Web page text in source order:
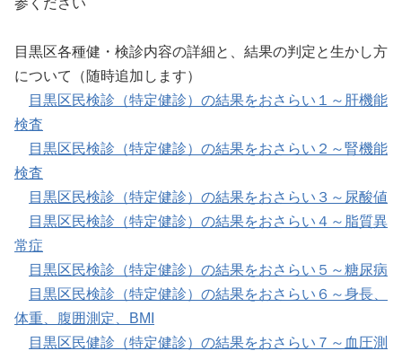
参ください
目黒区各種健・検診内容の詳細と、結果の判定と生かし方
について（随時追加します）
目黒区民検診（特定健診）の結果をおさらい１～肝機能
検査
目黒区民検診（特定健診）の結果をおさらい２～腎機能
検査
目黒区民検診（特定健診）の結果をおさらい３～尿酸値
目黒区民検診（特定健診）の結果をおさらい４～脂質異
常症
目黒区民検診（特定健診）の結果をおさらい５～糖尿病
目黒区民検診（特定健診）の結果をおさらい６～身長、
体重、腹囲測定、BMI
目黒区民健診（特定健診）の結果をおさらい７～血圧測